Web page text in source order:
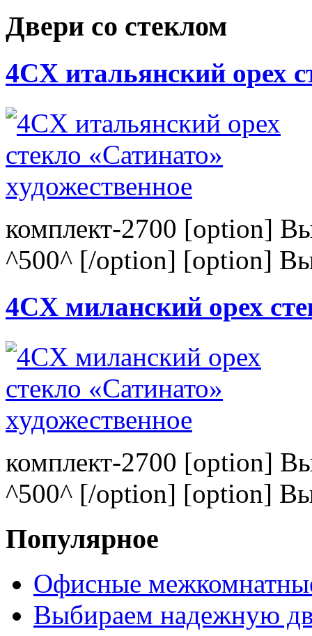
Двери со стеклом
4CХ итальянский орех
комплект-2700 [option]
^500^ [/option] [option]
4CХ миланский орех
комплект-2700 [option]
^500^ [/option] [option]
Популярное
Офисные
Выбираем надежную